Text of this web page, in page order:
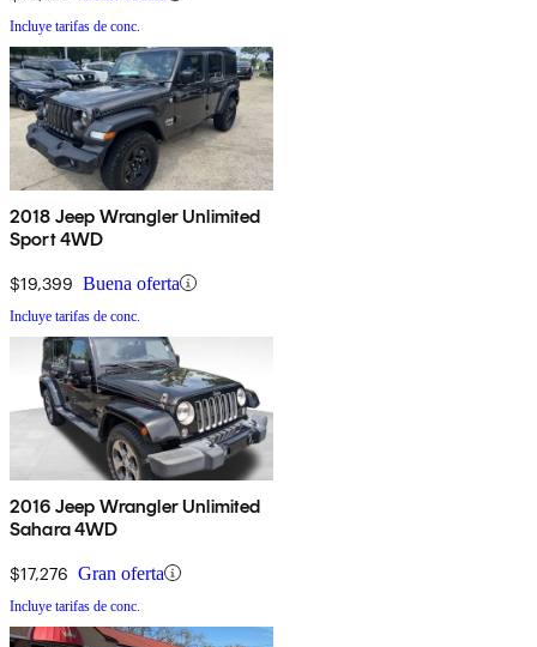
Incluye tarifas de conc.
2018 Jeep Wrangler Unlimited
Sport 4WD
$19,399 Buena oferta
Incluye tarifas de conc.
2016 Jeep Wrangler Unlimited
Sahara 4WD
$17,276 Gran oferta
Incluye tarifas de conc.